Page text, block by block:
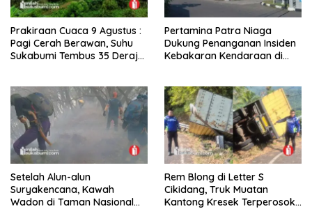
Prakiraan Cuaca 9 Agustus :
Pagi Cerah Berawan, Suhu
Sukabumi Tembus 35 Derajat
Pertamina Patra Niaga
Dukung Penanganan Insiden
Kebakaran Kendaraan di
Setelah Alun-alun
Suryakencana, Kawah
Wadon di Taman Nasional
Rem Blong di Letter S
Cikidang, Truk Muatan
Kantong Kresek Terperosok